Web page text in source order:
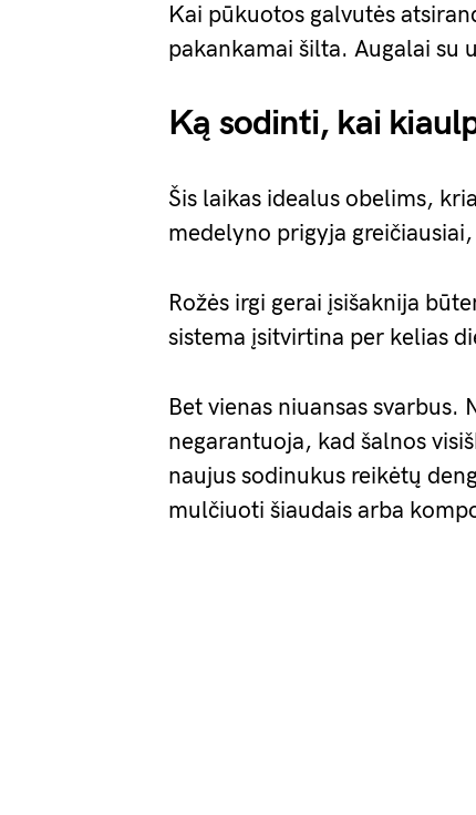
Kai pūkuotos galvutės
pakankamai šilta. Augalai su
Ką sodinti, kai
Šis laikas idealus obelims,
medelyno prigyja
Rožės irgi gerai įsišaknija
sistema įsitvirtina per kelias
Bet vienas niuansas
negarantuoja, kad šalnos
naujus sodinukus reikėtų
mulčiuoti šiaudais arba